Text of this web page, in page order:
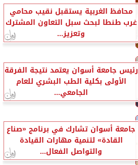
محافظ الغربية يستقبل نقيب محامي
غرب طنطا لبحث سبل التعاون المشترك
وتعزيز...
رئيس جامعة أسوان يعتمد نتيجة الفرقة
الأولى بكلية الطب البشري للعام
الجامعي...
جامعة أسوان تشارك في برنامج «صناع
القادة» لتنمية مهارات القيادة
والتواصل الفعال...